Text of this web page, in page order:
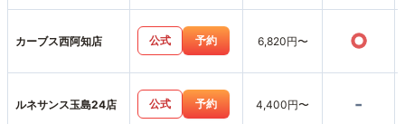
カーブス西阿知店 公式 予約 6,820円〜 ○
ルネサンス玉島24店 公式 予約 4,400円〜 -